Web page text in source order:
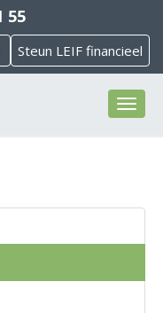
55
Steun LEIF financieel